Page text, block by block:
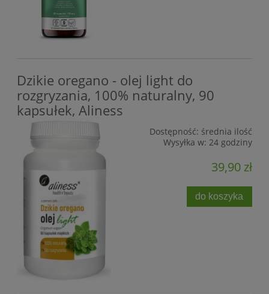
Dzikie oregano - olej light do
rozgryzania, 100% naturalny, 90
kapsułek, Aliness
Dostępność: średnia ilość
Wysyłka w: 24 godziny
39,90 zł
do koszyka